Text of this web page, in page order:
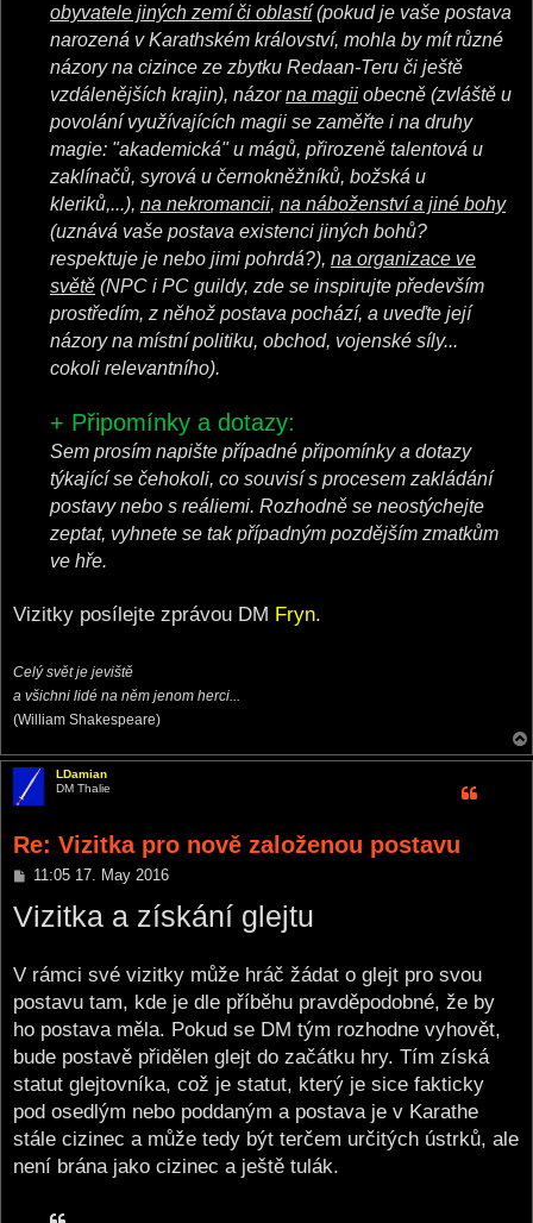
obyvatele jiných zemí či oblastí(pokud je vaše postava
narozená v Karathském království, mohla by mít různé
názory na cizince ze zbytku Redaan-Teru či ještě
vzdálenějších krajin), názorna magii obecně (zvláště u
povolání využívajících magii se zaměřte i na druhy
magie: "akademická" u mágů, přirozeně talentová u
zaklínačů, syrová u černokněžníků, božská u
kleriků,...), na nekromancii, na náboženství a jiné bohy
(uznává vaše postava existenci jiných bohů?
respektuje je nebo jimi pohrdá?), na organizace ve
světě (NPC i PC guildy, zde se inspirujte především
prostředím, z něhož postava pochází, a uveďte její
názory na místní politiku, obchod, vojenské síly...
cokoli relevantního).
+ Připomínky a dotazy:
Sem prosím napište případné připomínky a dotazy
týkající se čehokoli, co souvisí s procesem zakládání
postavy nebo s reáliemi. Rozhodně se neostýchejte
zeptat, vyhnete se tak případným pozdějším zmatkům
ve hře.
Vizitky posílejte zprávou DM Fryn.
Celý svět je jeviště
a všichni lidé na něm jenom herci...
(William Shakespeare)
LDamian
DM Thalie
Re: Vizitka pro nově založenou postavu
P
s
t
11:05 17. May 2016
Vizitka a získání glejtu
V rámci své vizitky může hráč žádat o glejt pro svou
postavu tam, kde je dle příběhu pravděpodobné, že by
ho postava měla. Pokud se DM tým rozhodne vyhovět,
bude postavě přidělen glejt do začátku hry. Tím získá
statut glejtovníka, což je statut, který je sice fakticky
pod osedlým nebo poddaným a postava je v Karathe
stále cizinec a může tedy být terčem určitých ústrků, ale
není brána jako cizinec a ještě tulák.